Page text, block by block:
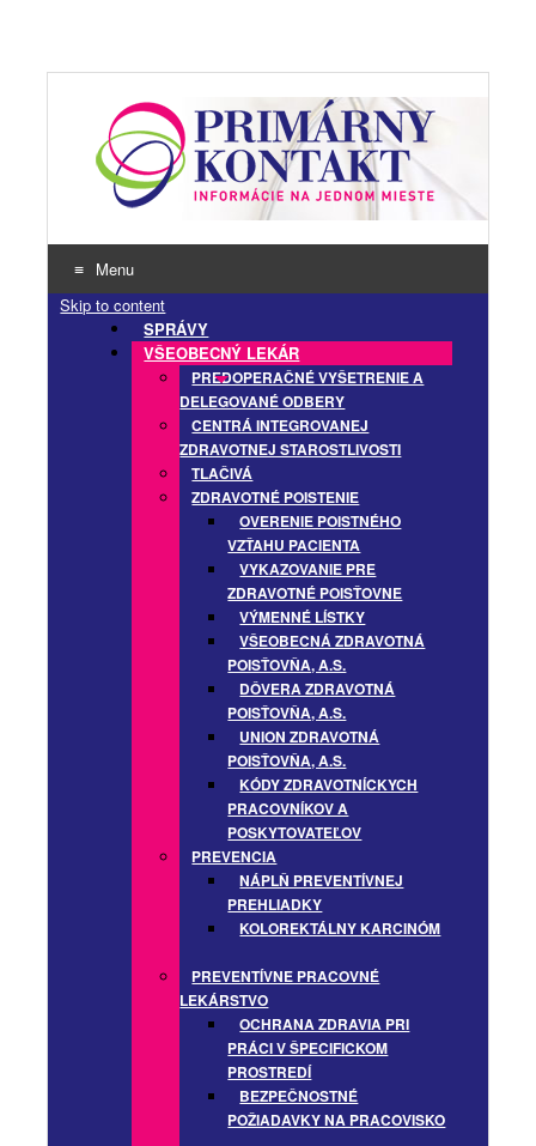
Menu
Skip to content
SPRÁVY
VŠEOBECNÝ LEKÁR
PREDOPERAČNÉ VYŠETRENIE A
DELEGOVANÉ ODBERY
CENTRÁ INTEGROVANEJ
ZDRAVOTNEJ STAROSTLIVOSTI
TLAČIVÁ
ZDRAVOTNÉ POISTENIE
OVERENIE POISTNÉHO
VZŤAHU PACIENTA
VYKAZOVANIE PRE
ZDRAVOTNÉ POISŤOVNE
VÝMENNÉ LÍSTKY
VŠEOBECNÁ ZDRAVOTNÁ
POISŤOVŇA, A.S.
DÔVERA ZDRAVOTNÁ
POISŤOVŇA, A.S.
UNION ZDRAVOTNÁ
POISŤOVŇA, A.S.
KÓDY ZDRAVOTNÍCKYCH
PRACOVNÍKOV A
POSKYTOVATEĽOV
PREVENCIA
NÁPLŇ PREVENTÍVNEJ
PREHLIADKY
KOLOREKTÁLNY KARCINÓM
PREVENTÍVNE PRACOVNÉ
LEKÁRSTVO
OCHRANA ZDRAVIA PRI
PRÁCI V ŠPECIFICKOM
PROSTREDÍ
BEZPEČNOSTNÉ
POŽIADAVKY NA PRACOVISKO